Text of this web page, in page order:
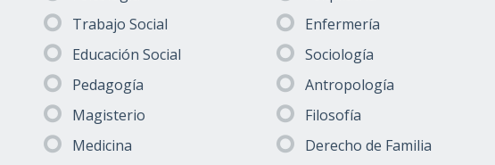
Trabajo Social
Educación Social
Pedagogía
Magisterio
Medicina
Enfermería
Sociología
Antropología
Filosofía
Derecho de Familia